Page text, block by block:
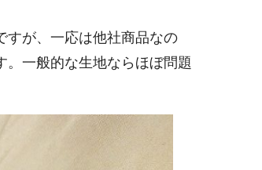
すが、一応は他社商品なの
。一般的な生地ならほぼ問題